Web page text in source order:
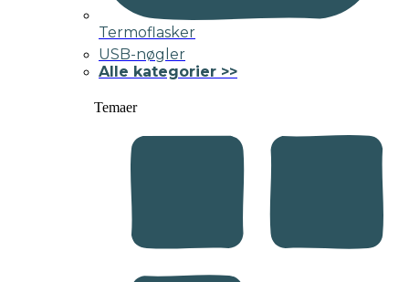
Termoflasker
USB-nøgler
Alle kategorier >>
Temaer